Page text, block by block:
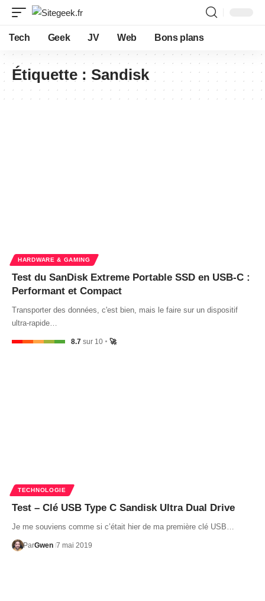
Tech Geek JV Web Bons plans
Étiquette : Sandisk
HARDWARE & GAMING
Test du SanDisk Extreme Portable SSD en USB-C :
Performant et Compact
Transporter des données, c'est bien, mais le faire sur un dispositif
ultra-rapide…
8.7 sur 10 🚀
TECHNOLOGIE
Test – Clé USB Type C Sandisk Ultra Dual Drive
Je me souviens comme si c’était hier de ma première clé USB…
ParGwen 7 mai 2019